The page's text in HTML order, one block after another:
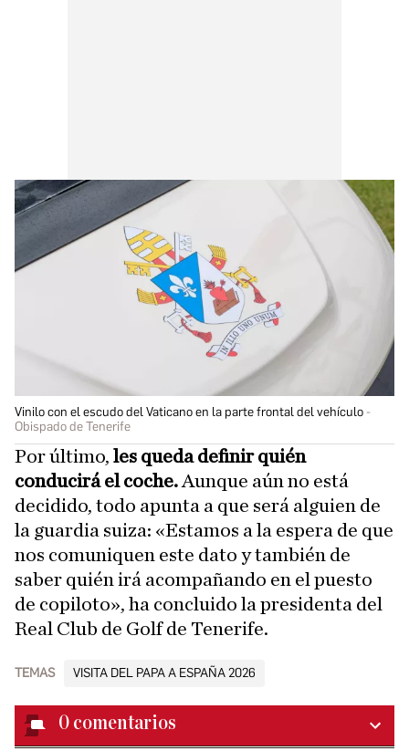
Vinilo con el escudo del Vaticano en la parte frontal del vehículo
Obispado de Tenerife
Por último, les queda definir quién
conducirá el coche. Aunque aún no está
decidido, todo apunta a que será alguien de
la guardia suiza: «Estamos a la espera de que
nos comuniquen este dato y también de
saber quién irá acompañando en el puesto
de copiloto», ha concluido la presidenta del
Real Club de Golf de Tenerife.
TEMAS VISITA DEL PAPA A ESPAÑA 2026
0 comentarios